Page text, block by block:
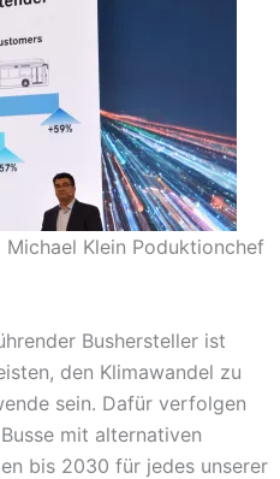
Klein Poduktionchef
Bushersteller ist
den Klimawandel zu
sein. Dafür verfolgen
mit alternativen
bis 2030 für jedes unserer